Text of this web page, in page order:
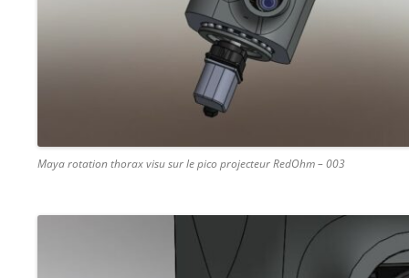
Maya rotation thorax visu sur le pico projecteur RedOhm – 003